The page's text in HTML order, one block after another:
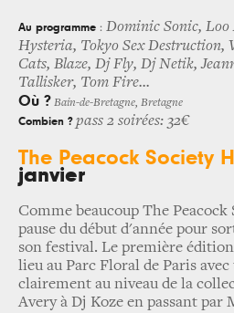
Au programme : Dominic Sonic, Loo
Hysteria, Tokyo Sex Destruction,
Cats, Blaze, Dj Fly, Dj Netik,
Tallisker, Tom Fire...
Où ? Bain-de-Bretagne, Bretagne
Combien ? pass 2 soirées: 32€
The Peacock Society
janvier
Comme beaucoup The
pause du début d'année pour
son festival. Le première
lieu au Parc Floral de Paris
clairement au niveau de la
Avery à Dj Koze en passant